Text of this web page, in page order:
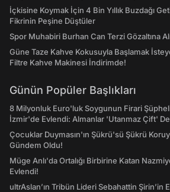
İçkisine Koymak İçin 4 Bin Yıllık Buzdağı
Fikrinin Peşine Düştüler
Spor Muhabiri Burhan Can Terzi Gözaltına
Güne Taze Kahve Kokusuyla Başlamak
Filtre Kahve Makinesi İndirimde!
Günün Popüler Başlıkları
8 Milyonluk Euro'luk Soygunun Firari
İzmir'de Evlendi: Almanlar 'Utanmaz Çift'
Çocuklar Duymasın'ın Şükrü'sü Şükrü
Gündem Oldu!
Müge Anlı'da Ortalığı Birbirine Katan
Evlendi!
ultrAslan’ın Tribün Lideri Sebahattin Şirin’in